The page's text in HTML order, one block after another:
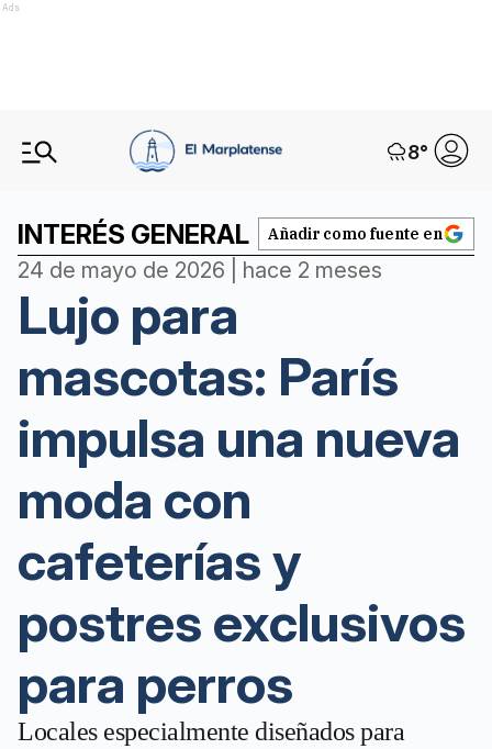
Ads
8°
INTERÉS GENERAL Añadir como fuente en
24 de mayo de 2026 | hace 2 meses
Lujo para
mascotas: París
impulsa una nueva
moda con
cafeterías y
postres exclusivos
para perros
Locales especialmente diseñados para